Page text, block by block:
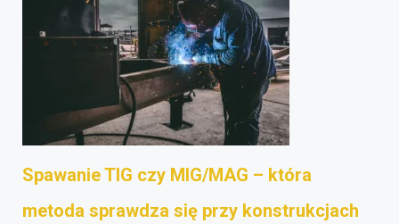
Spawanie TIG czy MIG/MAG – która
metoda sprawdza się przy konstrukcjach